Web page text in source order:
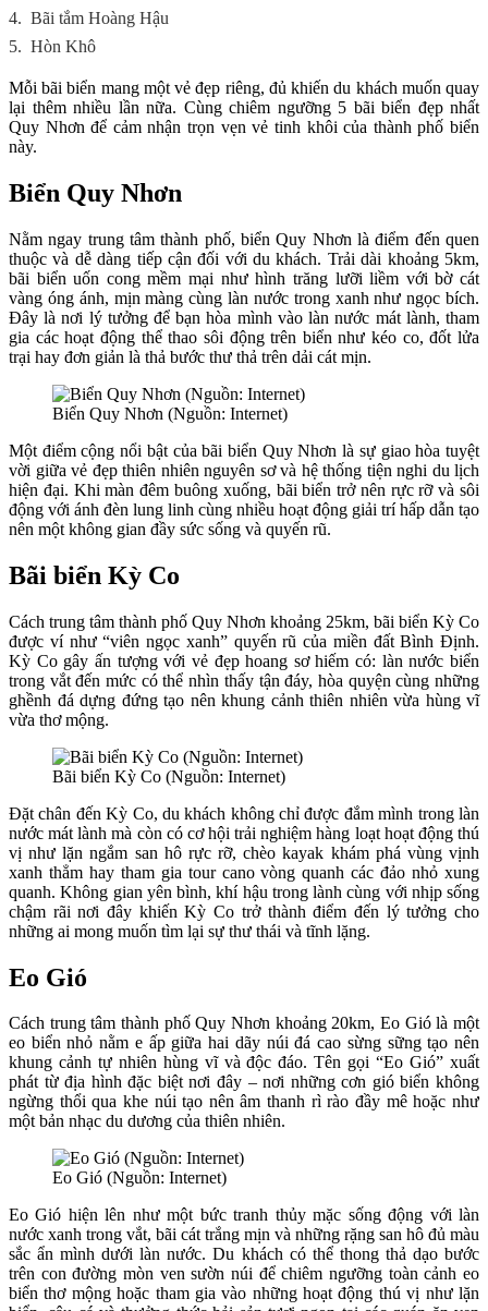
4. Bãi tắm Hoàng Hậu
5. Hòn Khô
Mỗi bãi biển mang một vẻ đẹp riêng, đủ khiến du khách muốn quay
lại thêm nhiều lần nữa. Cùng chiêm ngưỡng 5 bãi biển đẹp nhất
Quy Nhơn để cảm nhận trọn vẹn vẻ tinh khôi của thành phố biển
này.
Biển Quy Nhơn
Nằm ngay trung tâm thành phố, biển Quy Nhơn là điểm đến quen
thuộc và dễ dàng tiếp cận đối với du khách. Trải dài khoảng 5km,
bãi biển uốn cong mềm mại như hình trăng lưỡi liềm với bờ cát
vàng óng ánh, mịn màng cùng làn nước trong xanh như ngọc bích.
Đây là nơi lý tưởng để bạn hòa mình vào làn nước mát lành, tham
gia các hoạt động thể thao sôi động trên biển như kéo co, đốt lửa
trại hay đơn giản là thả bước thư thả trên dải cát mịn.
Biển Quy Nhơn (Nguồn: Internet)
Một điểm cộng nổi bật của bãi biển Quy Nhơn là sự giao hòa tuyệt
vời giữa vẻ đẹp thiên nhiên nguyên sơ và hệ thống tiện nghi du lịch
hiện đại. Khi màn đêm buông xuống, bãi biển trở nên rực rỡ và sôi
động với ánh đèn lung linh cùng nhiều hoạt động giải trí hấp dẫn tạo
nên một không gian đầy sức sống và quyến rũ.
Bãi biển Kỳ Co
Cách trung tâm thành phố Quy Nhơn khoảng 25km, bãi biển Kỳ Co
được ví như “viên ngọc xanh” quyến rũ của miền đất Bình Định.
Kỳ Co gây ấn tượng với vẻ đẹp hoang sơ hiếm có: làn nước biển
trong vắt đến mức có thể nhìn thấy tận đáy, hòa quyện cùng những
ghềnh đá dựng đứng tạo nên khung cảnh thiên nhiên vừa hùng vĩ
vừa thơ mộng.
Bãi biển Kỳ Co (Nguồn: Internet)
Đặt chân đến Kỳ Co, du khách không chỉ được đắm mình trong làn
nước mát lành mà còn có cơ hội trải nghiệm hàng loạt hoạt động thú
vị như lặn ngắm san hô rực rỡ, chèo kayak khám phá vùng vịnh
xanh thẳm hay tham gia tour cano vòng quanh các đảo nhỏ xung
quanh. Không gian yên bình, khí hậu trong lành cùng với nhịp sống
chậm rãi nơi đây khiến Kỳ Co trở thành điểm đến lý tưởng cho
những ai mong muốn tìm lại sự thư thái và tĩnh lặng.
Eo Gió
Cách trung tâm thành phố Quy Nhơn khoảng 20km, Eo Gió là một
eo biển nhỏ nằm e ấp giữa hai dãy núi đá cao sừng sững tạo nên
khung cảnh tự nhiên hùng vĩ và độc đáo. Tên gọi “Eo Gió” xuất
phát từ địa hình đặc biệt nơi đây – nơi những cơn gió biển không
ngừng thổi qua khe núi tạo nên âm thanh rì rào đầy mê hoặc như
một bản nhạc du dương của thiên nhiên.
Eo Gió (Nguồn: Internet)
Eo Gió hiện lên như một bức tranh thủy mặc sống động với làn
nước xanh trong vắt, bãi cát trắng mịn và những rặng san hô đủ màu
sắc ẩn mình dưới làn nước. Du khách có thể thong thả dạo bước
trên con đường mòn ven sườn núi để chiêm ngưỡng toàn cảnh eo
biển thơ mộng hoặc tham gia vào những hoạt động thú vị như lặn